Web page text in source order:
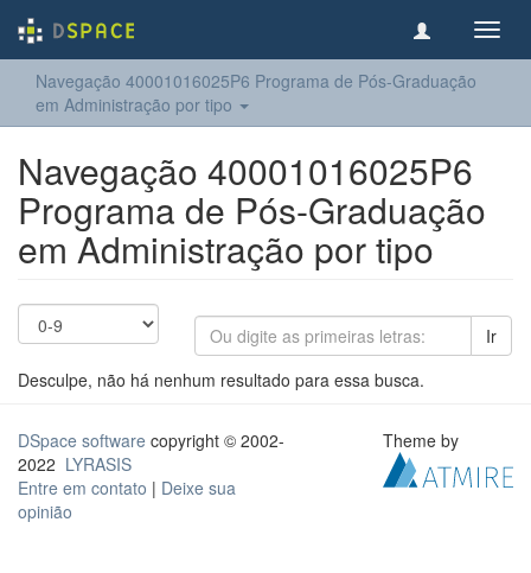
Navegação 40001016025P6 Programa de Pós-Graduação
em Administração por tipo
Navegação 40001016025P6
Programa de Pós-Graduação
em Administração por tipo
Ir
Desculpe, não há nenhum resultado para essa busca.
DSpace software copyright © 2002-
2022 LYRASIS
Entre em contato | Deixe sua
opinião
Theme by